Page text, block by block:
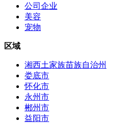
公司企业
美容
宠物
区域
湘西土家族苗族自治州
娄底市
怀化市
永州市
郴州市
益阳市